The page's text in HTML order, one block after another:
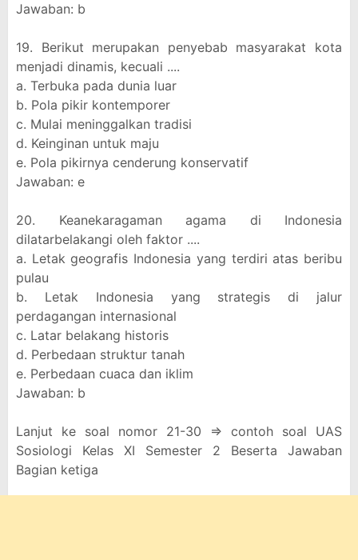
Jawaban: b
19. Berikut merupakan penyebab masyarakat kota
menjadi dinamis, kecuali ....
a. Terbuka pada dunia luar
b. Pola pikir kontemporer
c. Mulai meninggalkan tradisi
d. Keinginan untuk maju
e. Pola pikirnya cenderung konservatif
Jawaban: e
20. Keanekaragaman agama di Indonesia
dilatarbelakangi oleh faktor ....
a. Letak geografis Indonesia yang terdiri atas beribu
pulau
b. Letak Indonesia yang strategis di jalur
perdagangan internasional
c. Latar belakang historis
d. Perbedaan struktur tanah
e. Perbedaan cuaca dan iklim
Jawaban: b
Lanjut ke soal nomor 21-30 => contoh soal UAS
Sosiologi Kelas XI Semester 2 Beserta Jawaban
Bagian ketiga